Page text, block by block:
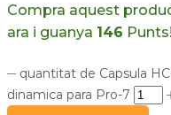
Compra aquest
ara i guanya 146 Punts!
quantitat de Capsula
dinamica para Pro-7